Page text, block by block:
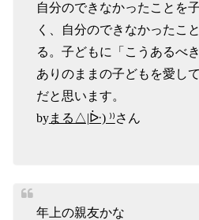
自分のできなかったことを
く、自分のできなかったこ
る。子どもに「こうあるべ
ありのままの子どもを愛し
だと思います。
byまる△|ᐕ) ⁾⁾さん
年上の親友かな